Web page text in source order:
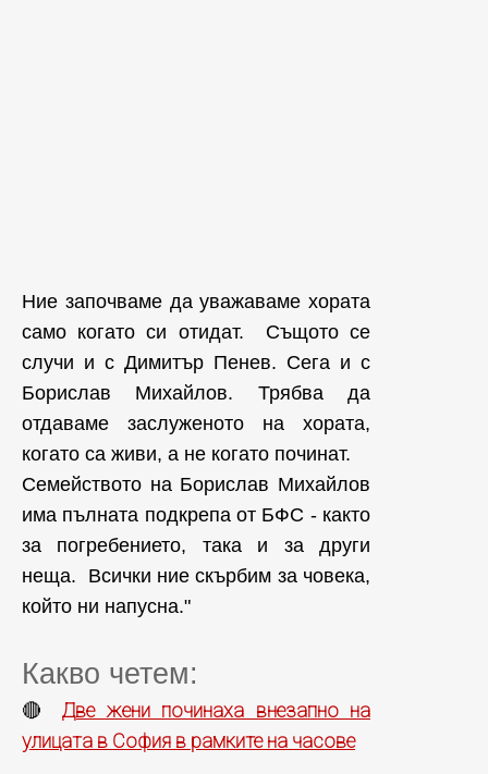
Ние започваме да уважаваме хората
само когато си отидат. Същото се
случи и с Димитър Пенев. Сега и с
Борислав Михайлов. Трябва да
отдаваме заслуженото на хората,
когато са живи, а не когато починат.
Семейството на Борислав Михайлов
има пълната подкрепа от БФС - както
за погребението, така и за други
неща. Всички ние скърбим за човека,
който ни напусна."
Какво четем:
🔴 Две жени починаха внезапно на
улицата в София в рамките на часове